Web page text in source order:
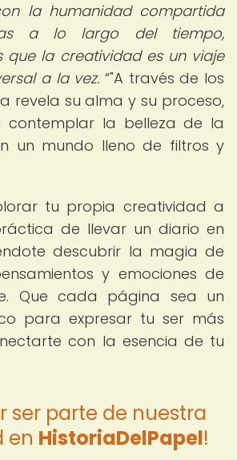
la humanidad compartida
a lo largo del tiempo,
que la creatividad es un viaje
a la vez. "A través de los
revela su alma y su proceso,
contemplar la belleza de la
un mundo lleno de filtros y
tu propia creatividad a
de llevar un diario en
descubrir la magia de
y emociones de
Que cada página sea un
para expresar tu ser más
con la esencia de tu
ser parte de nuestra
en HistoriaDelPapel!